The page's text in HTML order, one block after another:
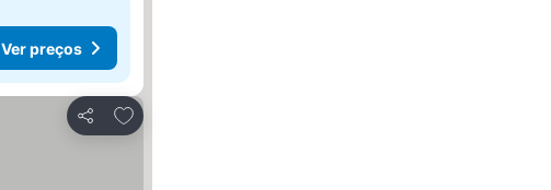
Ver preços
Partilhar
Adicionar aos favoritos